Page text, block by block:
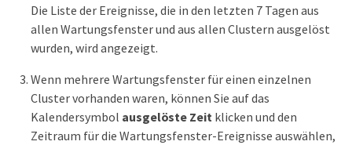
Die Liste der Ereignisse, die in den letzten 7 Tagen aus
allen Wartungsfenster und aus allen Clustern ausgelöst
wurden, wird angezeigt.
Wenn mehrere Wartungsfenster für einen einzelnen
Cluster vorhanden waren, können Sie auf das
Kalendersymbol ausgelöste Zeitklicken und den
Zeitraum für die Wartungsfenster-Ereignisse auswählen,